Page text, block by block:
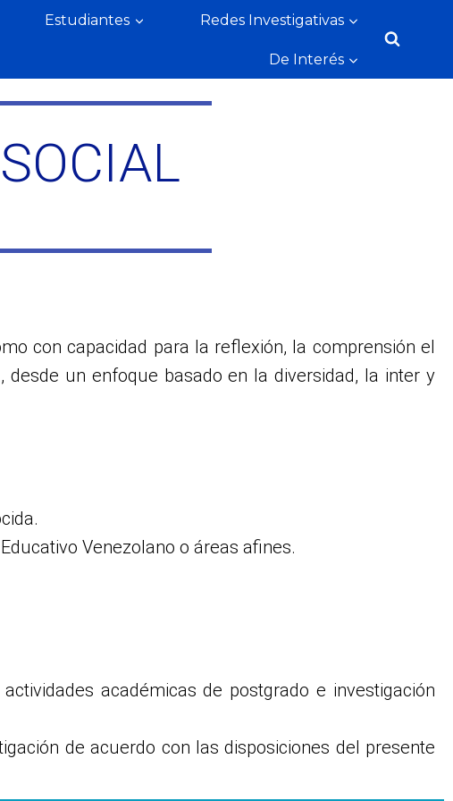
Estudiantes Redes Investigativas
De Interés
con capacidad para la reflexión, la comprensión el
desde un enfoque basado en la diversidad, la inter y
Venezolano o áreas afines.
académicas de postgrado e investigación
de acuerdo con las disposiciones del presente